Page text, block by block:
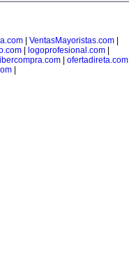
| VentasMayoristas.com|
logoprofesional.com
| ofertadireta.com|